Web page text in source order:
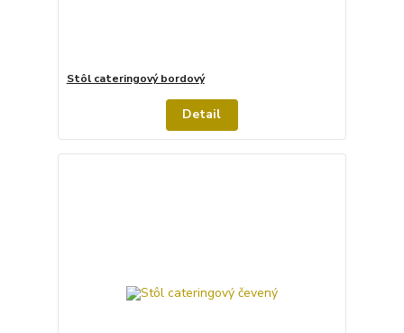
Stôl cateringový bordový
Detail